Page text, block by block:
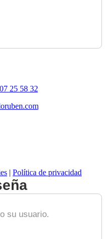
25 58 32
| Política de privacidad
su usuario.